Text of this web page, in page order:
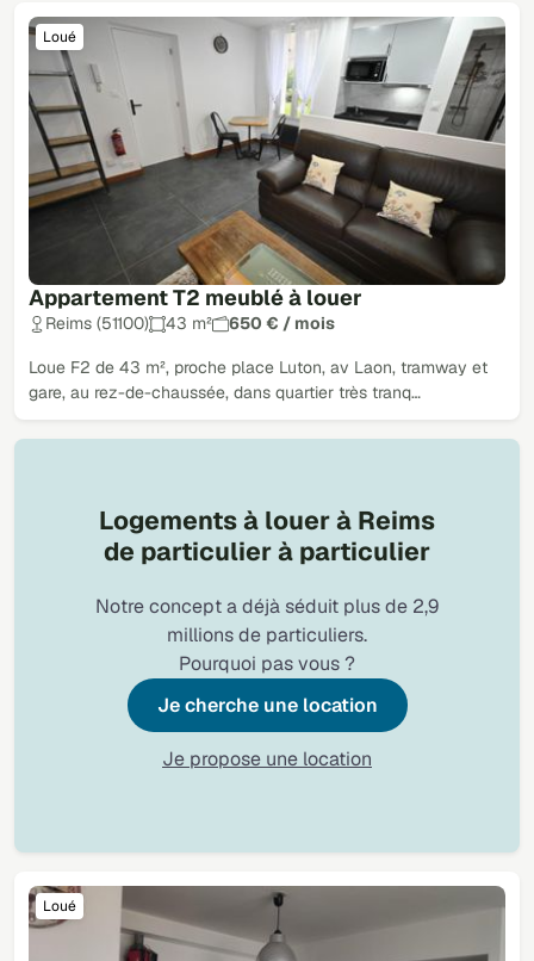
Appartement T2 meublé à louer
Loué
Reims (51100) 43 m² 650 € / mois
Loue F2 de 43 m², proche place Luton, av Laon, tramway et
gare, au rez-de-chaussée, dans quartier très tranq…
Loué
Logements à louer à Reims
de particulier à particulier
Notre concept a déjà séduit plus de 2,9
millions de particuliers.
Pourquoi pas vous ?
Je cherche une location
Je propose une location